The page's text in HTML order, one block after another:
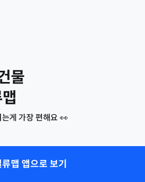
물
게 가장 편해요 👀
류맵 앱으로 보기